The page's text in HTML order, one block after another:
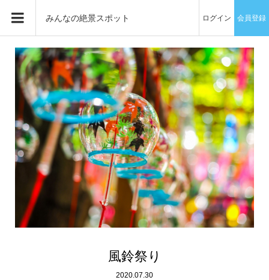
みんなの絶景スポット ログイン 会員登録
風鈴祭り
2020.07.30